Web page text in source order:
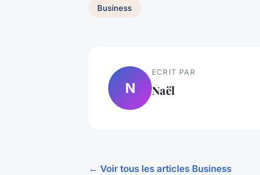
Business
N
ECRIT PAR
Naël
← Voir tous les articles Business